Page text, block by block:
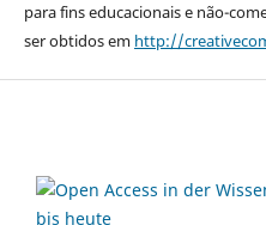
para fins educacionais e não-
ser obtidos em http://